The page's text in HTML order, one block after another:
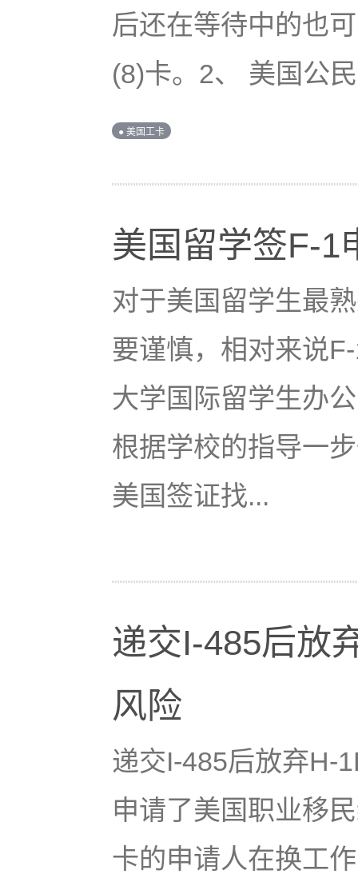
后还在等待中的也
(8)卡。2、 美国公
● 美国工卡
美国留学签F-1
对于美国留学生最
要谨慎，相对来说
大学国际留学生办
根据学校的指导一
美国签证找...
递交I-485后放
风险
递交I-485后放弃H-
申请了美国职业移
卡的申请人在换工